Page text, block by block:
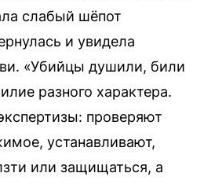
слабый шёпот
и увидела
«Убийцы душили, били
разного характера.
проверяют
устанавливают,
или защищаться, а